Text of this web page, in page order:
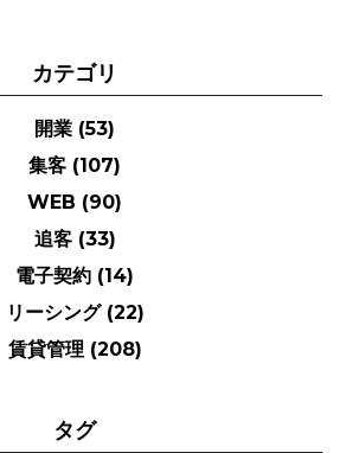
カテゴリ
開業 (53)
集客 (107)
WEB (90)
追客 (33)
電子契約 (14)
リーシング (22)
賃貸管理 (208)
タグ